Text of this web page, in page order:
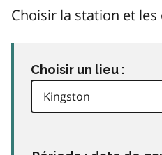
Choisir la station et les
Choisir un lieu :